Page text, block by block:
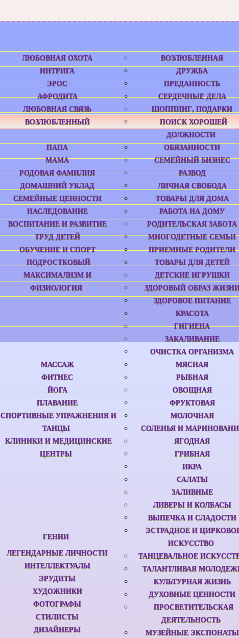
ЛЮБОВНАЯ ОХОТА
ИНТРИГА
ЭРОС
АФРОДИТА
ЛЮБОВНАЯ СВЯЗЬ
ВОЗЛЮБЛЕННЫЙ
ВОЗЛЮБЛЕННАЯ
ДРУЖБА
ПРЕДАННОСТЬ
СЕРДЕЧНЫЕ ДЕЛА
ШОППИНГ, ПОДАРКИ
ПОИСК ХОРОШЕЙ
ДОЛЖНОСТИ
ПАПА
МАМА
РОДОВАЯ ФАМИЛИЯ
ДОМАШНИЙ УКЛАД
СЕМЕЙНЫЕ ЦЕННОСТИ
НАСЛЕДОВАНИЕ
ОБЯЗАННОСТИ
СЕМЕЙНЫЙ БИЗНЕС
РАЗВОД
ЛИЧНАЯ СВОБОДА
ТОВАРЫ ДЛЯ ДОМА
РАБОТА НА ДОМУ
ВОСПИТАНИЕ И РАЗВИТИЕ
ТРУД ДЕТЕЙ
ОБУЧЕНИЕ И СПОРТ
ПОДРОСТКОВЫЙ
МАКСИМАЛИЗМ И
ФИЗИОЛОГИЯ
РОДИТЕЛЬСКАЯ ЗАБОТА
МНОГОДЕТНЫЕ СЕМЬИ
ПРИЕМНЫЕ РОДИТЕЛИ
ТОВАРЫ ДЛЯ ДЕТЕЙ
ДЕТСКИЕ ИГРУШКИ
ЗДОРОВЫЙ ОБРАЗ
ЗДОРОВОЕ ПИТАНИЕ
КРАСОТА
ГИГИЕНА
ЗАКАЛИВАНИЕ
ОЧИСТКА ОРГАНИЗМА
МАССАЖ
ФИТНЕС
ЙОГА
ПЛАВАНИЕ
СПОРТИВНЫЕ УПРАЖНЕНИЯ И
ТАНЦЫ
КЛИНИКИ И МЕДИЦИНСКИЕ
ЦЕНТРЫ
МЯСНАЯ
РЫБНАЯ
ОВОЩНАЯ
ФРУКТОВАЯ
МОЛОЧНАЯ
СОЛЕНЬЯ И
ЯГОДНАЯ
ГРИБНАЯ
ИКРА
САЛАТЫ
ЗАЛИВНЫЕ
ЛИВЕРЫ И КОЛБАСЫ
ВЫПЕЧКА И СЛАДОСТИ
ГЕНИИ
ЛЕГЕНДАРНЫЕ ЛИЧНОСТИ
ИНТЕЛЛЕКТУАЛЫ
ЭРУДИТЫ
ХУДОЖНИКИ
ФОТОГРАФЫ
СТИЛИСТЫ
ДИЗАЙНЕРЫ
ЭСТРАДНОЕ И
ИСКУССТВО
ТАНЦЕВАЛЬНОЕ
ТАЛАНТЛИВАЯ
КУЛЬТУРНАЯ ЖИЗНЬ
ДУХОВНЫЕ ЦЕННОСТИ
ПРОСВЕТИТЕЛЬСКАЯ
ДЕЯТЕЛЬНОСТЬ
МУЗЕЙНЫЕ ЭКСПОНАТЫ